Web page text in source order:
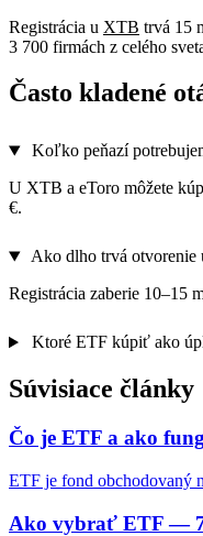
Registrácia u XTB trvá 15
3 700 firmách z celého
Často kladené
Koľko peňazí
U XTB a eToro môžete
€.
Ako dlho trvá otvorenie
Registrácia zaberie 10–15
Ktoré ETF kúpiť ako
Súvisiace články
Čo je ETF a ako
ETF je fond obchodovaný
Ako vybrať ETF —